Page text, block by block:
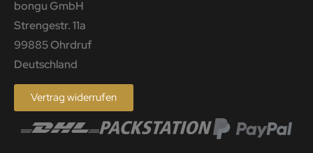
bongu GmbH
Strengestr. 11a
99885 Ohrdruf
Deutschland
Vertrag widerrufen